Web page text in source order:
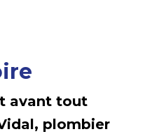
avant tout
plombier